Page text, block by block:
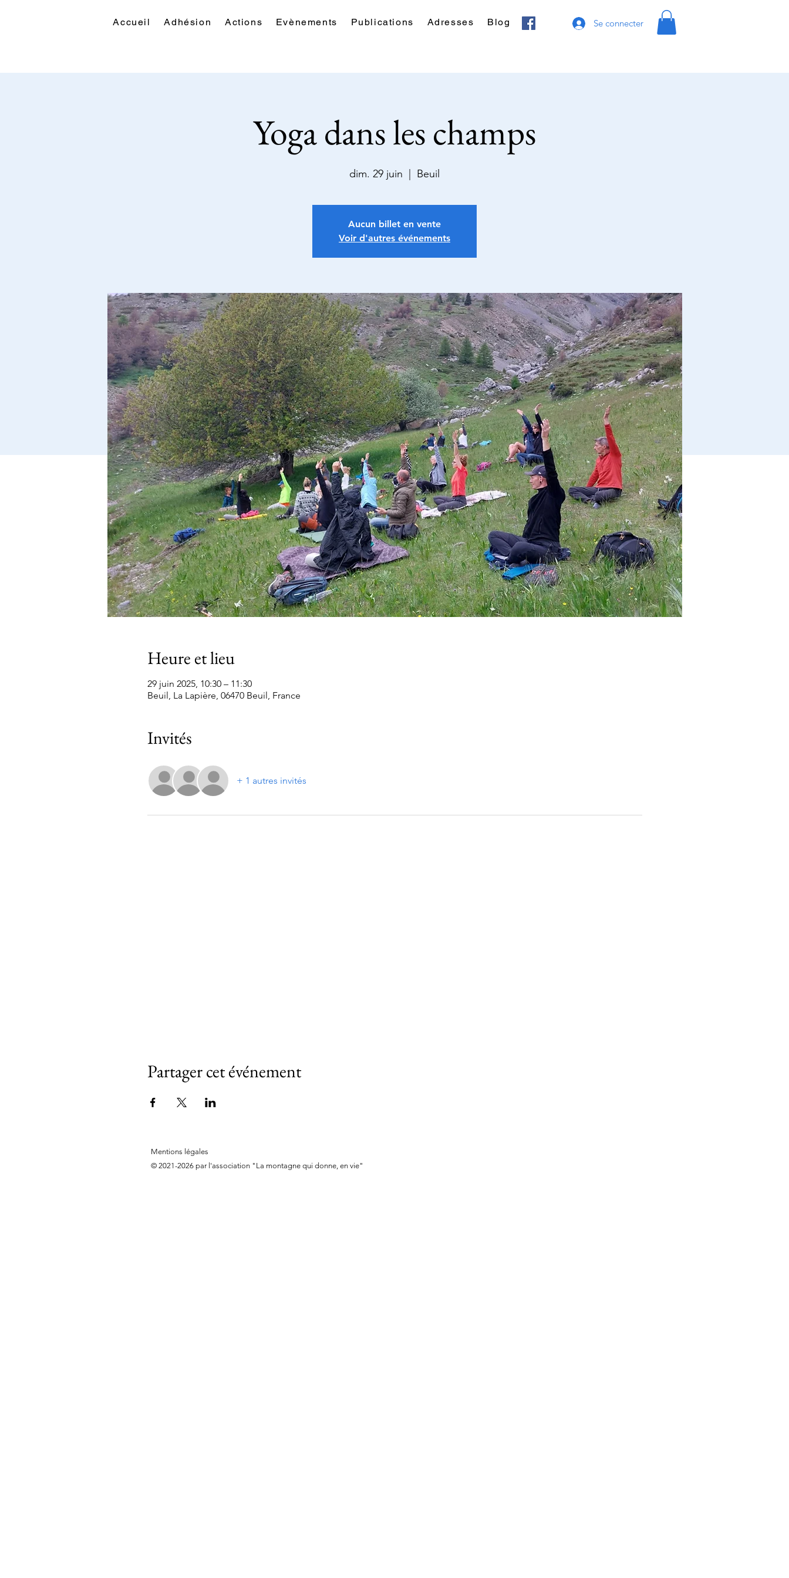
Accueil Adhésion Actions Evènements Publications Adresses Blog Se connecter
Yoga dans les champs
dim. 29 juin Beuil
Aucun billet en vente
Voir d'autres événements
Heure et lieu
29 juin 2025, 10:30 – 11:30
Beuil, La Lapière, 06470 Beuil, France
Invités
+ 1 autres invités
Partager cet événement
Mentions légales
© 2021-2026 par l'association "La montagne qui donne, en vie"